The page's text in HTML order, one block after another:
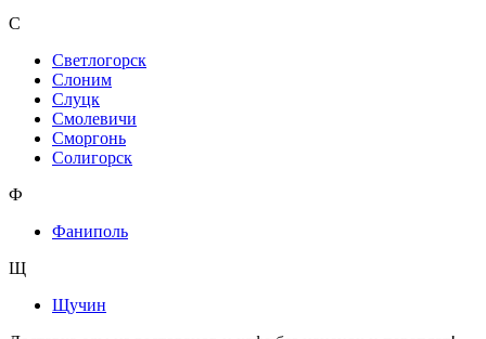
С
Светлогорск
Слоним
Слуцк
Смолевичи
Сморгонь
Солигорск
Ф
Фаниполь
Щ
Щучин